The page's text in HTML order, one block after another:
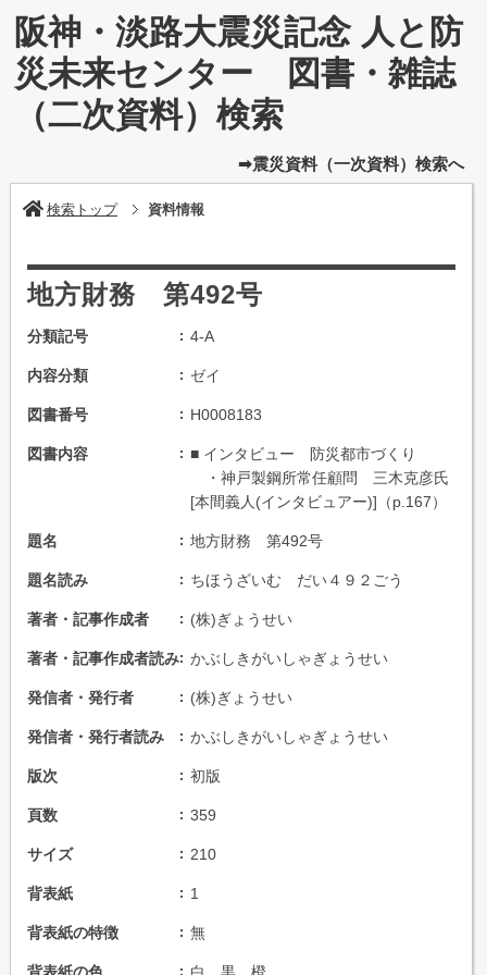
阪神・淡路大震災記念 人と防
災未来センター 図書・雑誌
（二次資料）検索
➡震災資料（一次資料）検索へ
検索トップ 資料情報
地方財務 第492号
分類記号 4-A
内容分類 ゼイ
図書番号 H0008183
図書内容
■ インタビュー 防災都市づくり
・神戸製鋼所常任顧問 三木克彦氏
[本間義人(インタビュアー)]（p.167）
題名 地方財務 第492号
題名読み ちほうざいむ だい４９２ごう
著者・記事作成者 (株)ぎょうせい
著者・記事作成者読み かぶしきがいしゃぎょうせい
発信者・発行者 (株)ぎょうせい
発信者・発行者読み かぶしきがいしゃぎょうせい
版次 初版
頁数 359
サイズ 210
背表紙 1
背表紙の特徴 無
背表紙の色 白 黒 橙